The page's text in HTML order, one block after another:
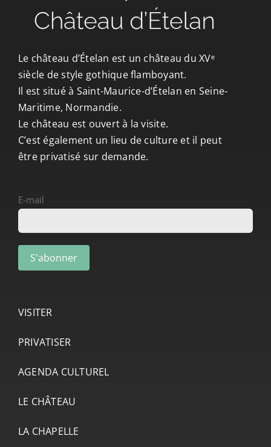
Le château d’Ételan est un château du XVᵉ
siècle de style gothique flamboyant.
Il est situé à Saint-Maurice-d’Ételan en Seine-
Maritime, Normandie.
Le château est ouvert à la visite.
C’est également un lieu de culture et il peut
être privatisé sur demande.
E-mail
VISITER
PRIVATISER
AGENDA CULTUREL
LE CHÂTEAU
LA CHAPELLE